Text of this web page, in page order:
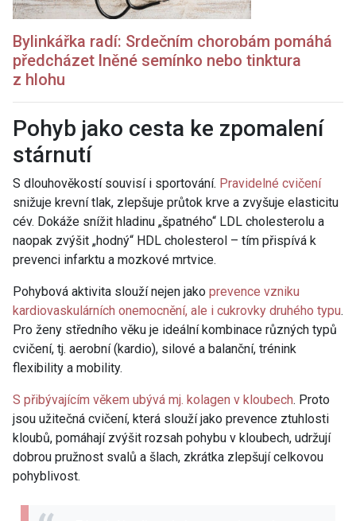
Bylinkářka radí: Srdečním chorobám pomáhá
předcházet lněné semínko nebo tinktura
z hlohu
Pohyb jako cesta ke zpomalení
stárnutí
S dlouhověkostí souvisí i sportování. Pravidelné cvičení
snižuje krevní tlak, zlepšuje průtok krve a zvyšuje elasticitu
cév. Dokáže snížit hladinu „špatného“ LDL cholesterolu a
naopak zvýšit „hodný“ HDL cholesterol – tím přispívá k
prevenci infarktu a mozkové mrtvice.
Pohybová aktivita slouží nejen jako prevence vzniku
kardiovaskulárních onemocnění, ale i cukrovky druhého typu.
Pro ženy středního věku je ideální kombinace různých typů
cvičení, tj. aerobní (kardio), silové a balanční, trénink
flexibility a mobility.
S přibývajícím věkem ubývá mj. kolagen v kloubech. Proto
jsou užitečná cvičení, která slouží jako prevence ztuhlosti
kloubů, pomáhají zvýšit rozsah pohybu v kloubech, udržují
dobrou pružnost svalů a šlach, zkrátka zlepšují celkovou
pohyblivost.